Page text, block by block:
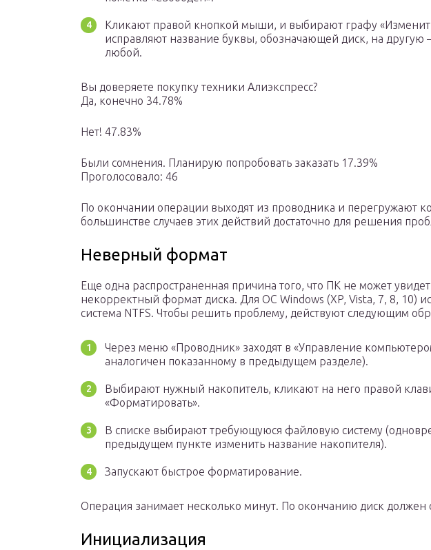
Кликают правой кнопкой мыши, и выбирают графу
исправляют название буквы, обозначающей диск, на другую
любой.
Вы доверяете покупку техники Алиэкспресс?
Да, конечно 34.78%
Нет! 47.83%
Были сомнения. Планирую попробовать заказать 17.39%
Проголосовало: 46
По окончании операции выходят из проводника и перегружают
большинстве случаев этих действий достаточно для решения
Неверный формат
Еще одна распространенная причина того, что ПК не может
некорректный формат диска. Для ОС Windows (XP, Vista, 7, 8, 10)
система NTFS. Чтобы решить проблему, действуют следующим
Через меню «Проводник» заходят в «Управление
аналогичен показанному в предыдущем разделе).
Выбирают нужный накопитель, кликают на него правой
«Форматировать».
В списке выбирают требующуюся файловую систему
предыдущем пункте изменить название накопителя).
Запускают быстрое форматирование.
Операция занимает несколько минут. По окончанию диск должен
Инициализация